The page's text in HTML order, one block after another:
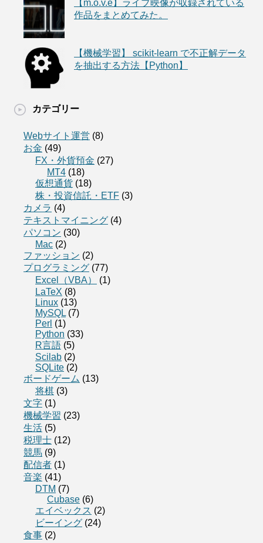
【m.o.v.e】ライブ映像が収録されている
作品をまとめてみた。
【機械学習】 scikit-learn で不正解データ
を抽出する方法【Python】
カテゴリー
Webサイト運営 (8)
お金 (49)
FX・外貨預金 (27)
MT4 (18)
仮想通貨 (18)
株・投資信託・ETF (3)
カメラ (4)
テキストマイニング (4)
パソコン (30)
Mac (2)
ファッション (2)
プログラミング (77)
Excel（VBA）
(1)
LaTeX (8)
Linux (13)
MySQL (7)
Perl (1)
Python (33)
R言語 (5)
Scilab (2)
SQLite (2)
ボードゲーム (13)
将棋 (3)
文字 (1)
機械学習 (23)
生活 (5)
税理士 (12)
競馬 (9)
配信者 (1)
音楽 (41)
DTM (7)
Cubase (6)
エイベックス (2)
ビーイング (24)
食事 (2)